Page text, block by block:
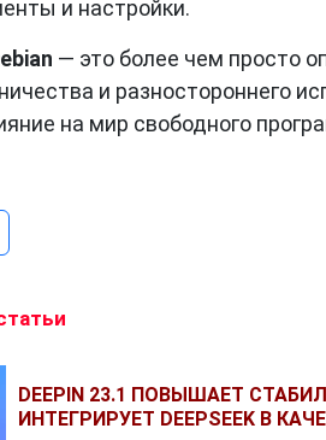
и настройки.
— это более чем просто
и разностороннего
на мир свободного
ссылки:
https://
DEEPIN 23.1 ПОВЫШАЕТ
ИНТЕГРИРУЕТ DEEPSEEK В